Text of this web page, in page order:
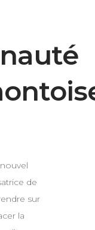
de
sur
la